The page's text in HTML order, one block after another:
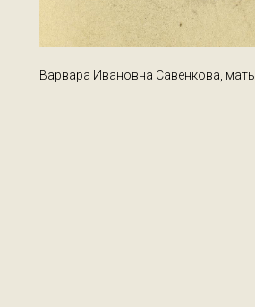
Варвара Ивановна Савенкова, мать